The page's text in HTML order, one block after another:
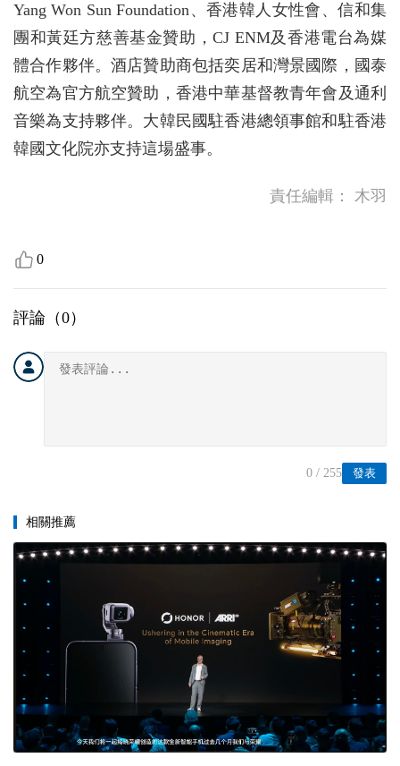
Yang Won Sun Foundation、香港韓人女性會、信和集
團和黃廷方慈善基金贊助，CJ ENM及香港電台為媒
體合作夥伴。酒店贊助商包括奕居和灣景國際，國泰
航空為官方航空贊助，香港中華基督教青年會及通利
音樂為支持夥伴。大韓民國駐香港總領事館和駐香港
韓國文化院亦支持這場盛事。
責任編輯： 木羽
0
評論（0）
發表
0 / 255
相關推薦